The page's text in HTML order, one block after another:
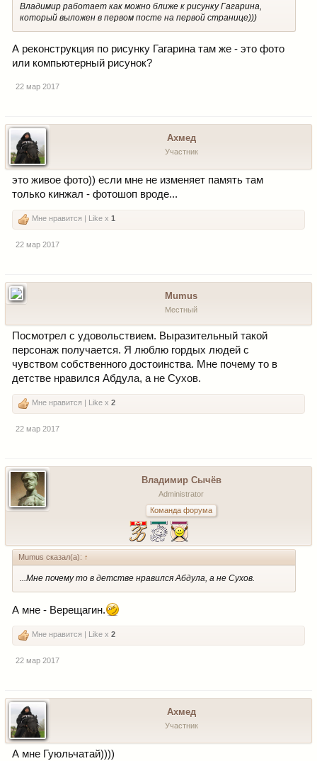
Владимир работает как можно ближе к рисунку Гагарина,
который выложен в первом посте на первой странице)))
А реконструкция по рисунку Гагарина там же - это фото
или компьютерный рисунок?
22 мар 2017
Ахмед
Участник
это живое фото)) если мне не изменяет память там
только кинжал - фотошоп вроде...
Мне нравится | Like x 1
22 мар 2017
Mumus
Местный
Посмотрел с удовольствием. Выразительный такой
персонаж получается. Я люблю гордых людей с
чувством собственного достоинства. Мне почему то в
детстве нравился Абдула, а не Сухов.
Мне нравится | Like x 2
22 мар 2017
Владимир Сычёв
Administrator
Команда форума
Mumus сказал(а): ↑
...Мне почему то в детстве нравился Абдула, а не Сухов.
А мне - Верещагин.
Мне нравится | Like x 2
22 мар 2017
Ахмед
Участник
А мне Гуюльчатай))))